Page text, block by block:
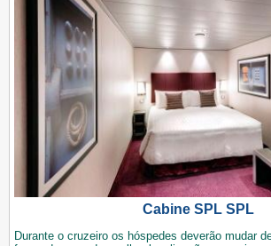
Cabine SPL SPL
Durante o cruzeiro os hóspedes deverão mudar